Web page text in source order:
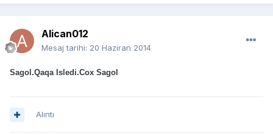
Alican012
Mesaj tarihi: 20 Haziran 2014
Sagol.Qaqa Isledi.Cox Sagol
Alıntı